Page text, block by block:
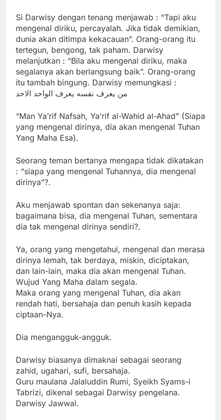
Si Darwisy dengan tenang menjawab : “Tapi aku
mengenal diriku, percayalah. Jika tidak demikian,
dunia akan ditimpa kekacauan”. Orang-orang itu
tertegun, bengong, tak paham. Darwisy
melanjutkan : “Bila aku mengenal diriku, maka
segalanya akan berlangsung baik”. Orang-orang
itu tambah bingung. Darwisy memungkasi :
من يعرف نفسه يعرف الواحد الاحد
“Man Ya’rif Nafsah, Ya’rif al-Wahid al-Ahad” (Siapa
yang mengenal dirinya, dia akan mengenal Tuhan
Yang Maha Esa).
Seorang teman bertanya mengapa tidak dikatakan
: “siapa yang mengenal Tuhannya, dia mengenal
dirinya”?.
Aku menjawab spontan dan sekenanya saja:
bagaimana bisa, dia mengenal Tuhan, sementara
dia tak mengenal dirinya sendiri?.
Ya, orang yang mengetahui, mengenal dan merasa
dirinya lemah, tak berdaya, miskin, diciptakan,
dan lain-lain, maka dia akan mengenal Tuhan.
Wujud Yang Maha dalam segala.
Maka orang yang mengenal Tuhan, dia akan
rendah hati, bersahaja dan penuh kasih kepada
ciptaan-Nya.
Dia mengangguk-angguk.
Darwisy biasanya dimaknai sebagai seorang
zahid, ugahari, sufi, bersahaja.
Guru maulana Jalaluddin Rumi, Syeikh Syams-i
Tabrizi, dikenal sebagai Darwisy pengelana.
Darwisy Jawwal.